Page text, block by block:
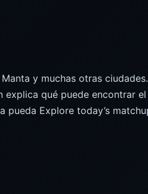
y muchas otras
explica qué puede encontrar el
Explore today’s